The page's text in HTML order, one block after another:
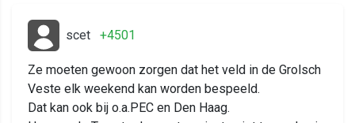
scet +4501
Ze moeten gewoon zorgen dat het veld in de Grolsch
Veste elk weekend kan worden bespeeld.
Dat kan ook bij o.a.PEC en Den Haag.